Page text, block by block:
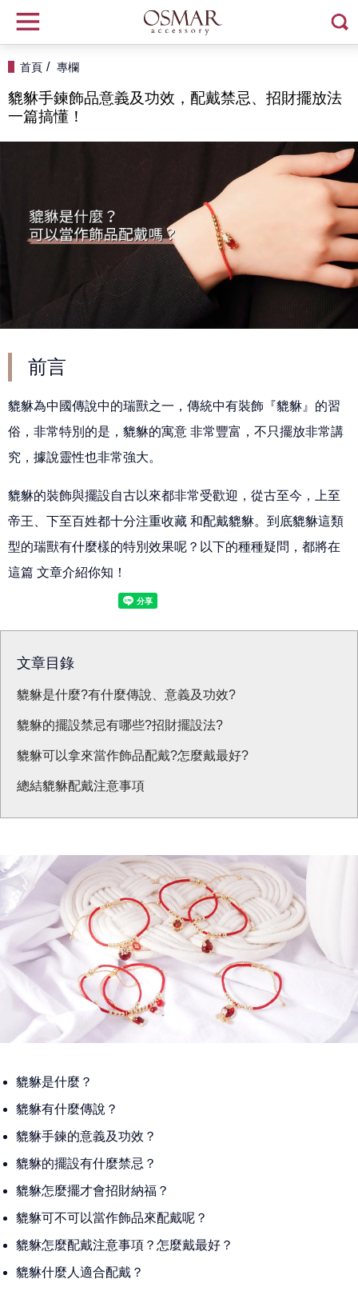
首頁 專欄
貔貅手鍊飾品意義及功效，配戴禁忌、招財擺放法
一篇搞懂！
前言
貔貅為中國傳說中的瑞獸之一，傳統中有裝飾『貔貅』的習
俗，非常特別的是，貔貅的寓意 非常豐富，不只擺放非常講
究，據說靈性也非常強大。
貔貅的裝飾與擺設自古以來都非常受歡迎，從古至今，上至
帝王、下至百姓都十分注重收藏 和配戴貔貅。到底貔貅這類
型的瑞獸有什麼樣的特別效果呢？以下的種種疑問，都將在
這篇 文章介紹你知！
文章目錄
貔貅是什麼?有什麼傳說、意義及功效?
貔貅的擺設禁忌有哪些?招財擺設法?
貔貅可以拿來當作飾品配戴?怎麼戴最好?
總結貔貅配戴注意事項
貔貅是什麼？
貔貅有什麼傳說？
貔貅手鍊的意義及功效？
貔貅的擺設有什麼禁忌？
貔貅怎麼擺才會招財納福？
貔貅可不可以當作飾品來配戴呢？
貔貅怎麼配戴注意事項？怎麼戴最好？
貔貅什麼人適合配戴？